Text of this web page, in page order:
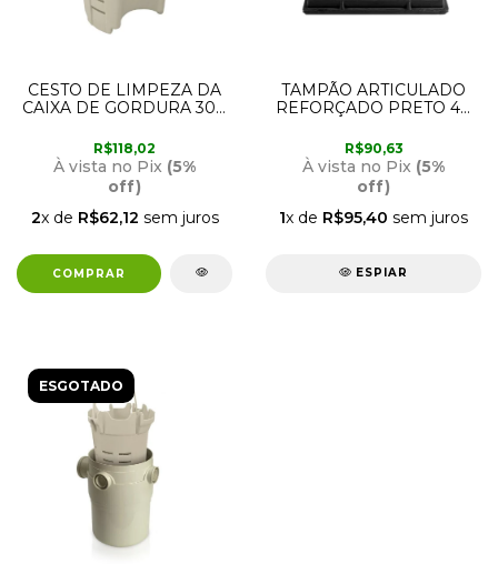
CESTO DE LIMPEZA DA
CAIXA DE GORDURA 300
R$118,02
À vista no Pix (5%
off)
2x de R$62,12 sem juros
TAMPÃO ARTICULADO
REFORÇADO PRETO 40
R$90,63
À vista no Pix (5%
off)
1x de R$95,40 sem juros
ESPIAR
ESGOTADO